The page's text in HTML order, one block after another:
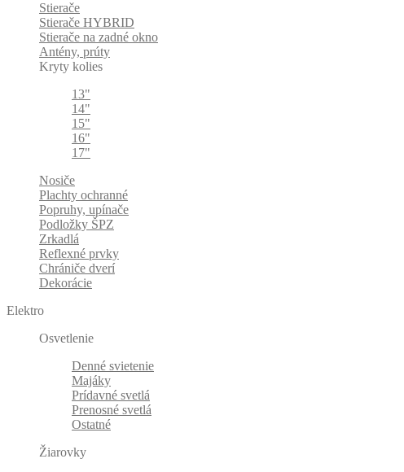
Stierače
Stierače HYBRID
Stierače na zadné okno
Antény, prúty
Kryty kolies
13"
14"
15"
16"
17"
Nosiče
Plachty ochranné
Popruhy, upínače
Podložky ŠPZ
Zrkadlá
Reflexné prvky
Chrániče dverí
Dekorácie
Elektro
Osvetlenie
Denné svietenie
Majáky
Prídavné svetlá
Prenosné svetlá
Ostatné
Žiarovky